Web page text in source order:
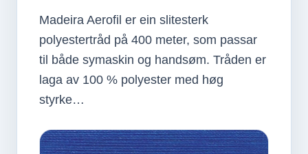
Madeira Aerofil er ein slitesterk
polyestertråd på 400 meter, som passar
til både symaskin og handsøm. Tråden er
laga av 100 % polyester med høg
styrke…